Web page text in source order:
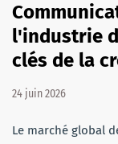
l'industrie
clés de la
24 juin 2026
Le marché global